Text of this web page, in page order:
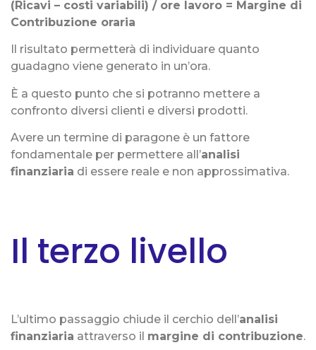
(Ricavi – costi variabili) / ore lavoro = Margine di
Contribuzione oraria
Il risultato permetterà di individuare quanto
guadagno viene generato in un’ora.
È a questo punto che si potranno mettere a
confronto diversi clienti e diversi prodotti.
Avere un termine di paragone è un fattore
fondamentale per permettere all’analisi
finanziaria di essere reale e non approssimativa.
Il terzo livello
L’ultimo passaggio chiude il cerchio dell’analisi
finanziaria attraverso il margine di contribuzione.